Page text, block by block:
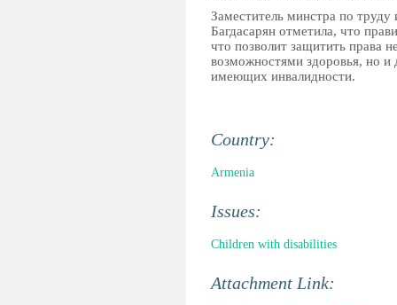
Заместитель минстра по
Багдасарян отметила, что
что позволит защитить права
возможностями здоровья, но
имеющих инвалидности.
Country:
Armenia
Issues:
Children with disabilities
Attachment Link: